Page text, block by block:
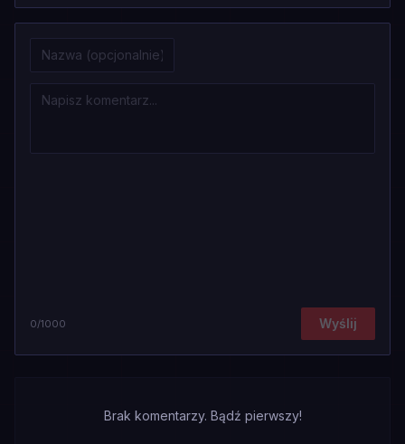
0/1000 Wyślij
Brak komentarzy. Bądź pierwszy!